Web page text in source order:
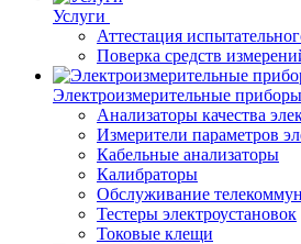
Услуги
Аттестация
Поверка средств
Электроизмерительные
Анализаторы качества
Измерители параметров
Кабельные анализаторы
Калибраторы
Обслуживание
Тестеры электроустановок
Токовые клещи